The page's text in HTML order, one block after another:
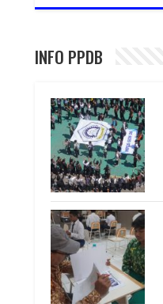
INFO PPDB